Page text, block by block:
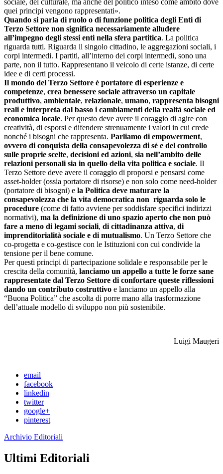
quei principi vengono rappresentati».
Quando si parla di ruolo o di funzione politica degli Enti di
Terzo Settore non significa necessariamente alludere
all’impegno degli stessi enti nella sfera partitica. La politica
riguarda tutti. Riguarda il singolo cittadino, le aggregazioni sociali, i
corpi intermedi. I partiti, all’interno dei corpi intermedi, sono una
parte, non il tutto. Rappresentano il veicolo di certe istanze, di certe
idee e di certi processi.
Il mondo del Terzo Settore è portatore di esperienze e
competenze, crea benessere sociale attraverso un capitale
produttivo, ambientale, relazionale, umano, rappresenta bisogni
reali e interpreta dal basso i cambiamenti della realtà sociale ed
economica locale. Per questo deve avere il coraggio di agire con
creatività, di esporsi e difendere strenuamente i valori in cui crede
nonché i bisogni che rappresenta. Parliamo di empowerment,
ovvero di conquista della consapevolezza di sé e del controllo
sulle proprie scelte, decisioni ed azioni, sia nell’ambito delle
relazioni personali sia in quello della vita politica e sociale. Il
Terzo Settore deve avere il coraggio di proporsi e pensarsi come
asset-holder (ossia portatore di risorse) e non solo come need-holder
(portatore di bisogni) e la Politica deve maturare la
consapevolezza che la vita democratica non riguarda solo le
procedure (come di fatto avviene per soddisfare specifici indirizzi
normativi), ma la definizione di uno spazio aperto che non può
fare a meno di legami sociali, di cittadinanza attiva, di
imprenditorialità sociale e di mutualismo. Un Terzo Settore che
co-progetta e co-gestisce con le Istituzioni con cui condivide la
tensione per il bene comune.
Per questi principi di partecipazione solidale e responsabile per le
crescita della comunità, lanciamo un appello a tutte le forze sane
rappresentate dal Terzo Settore di confortare queste riflessioni
dando un contributo costruttivo e lanciamo un appello alla
“Buona Politica” che ascolta di porre mano alla trasformazione
dell’attuale modello di sviluppo non più sostenibile.
Luigi Maugeri
email
facebook
linkedin
twitter
google+
pinterest
Archivio Editoriali
Ultimi Editoriali